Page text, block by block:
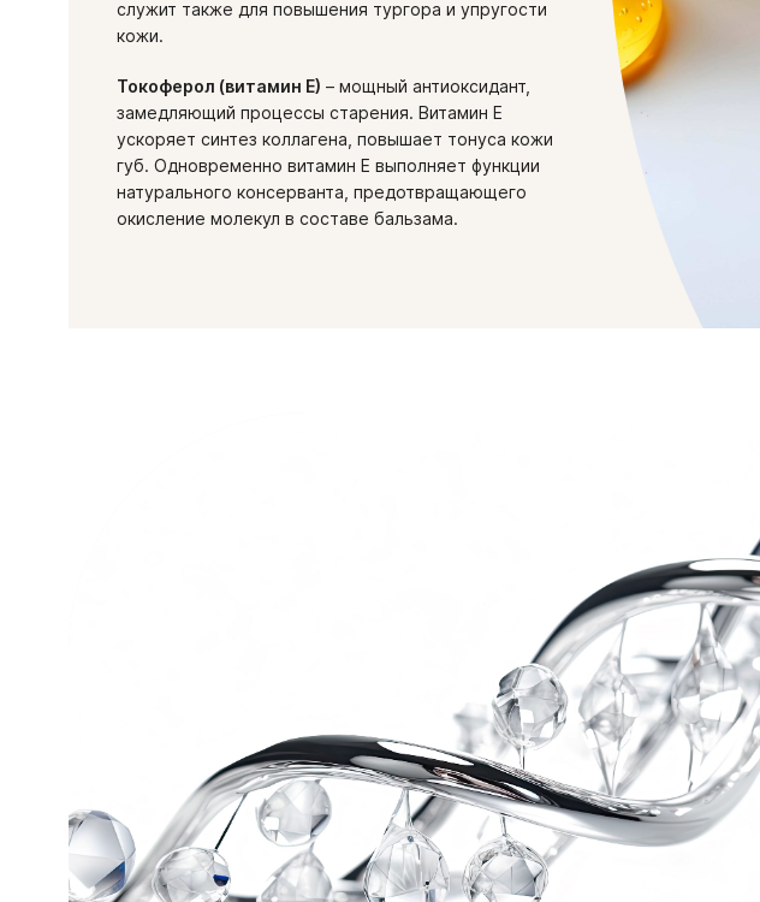
служит также для повышения тургора и упругости
кожи.
Токоферол (витамин Е) – мощный антиоксидант,
замедляющий процессы старения. Витамин Е
ускоряет синтез коллагена, повышает тонуса кожи
губ. Одновременно витамин Е выполняет функции
натурального консерванта, предотвращающего
окисление молекул в составе бальзама.